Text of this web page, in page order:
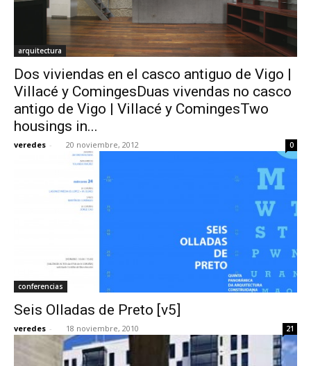
arquitectura
Dos viviendas en el casco antiguo de Vigo |
Villacé y ComingesDuas vivendas no casco
antigo de Vigo | Villacé y ComingesTwo
housings in...
veredes - 20 noviembre, 2012 0
conferencias
Seis Olladas de Preto [v5]
veredes - 18 noviembre, 2010 21